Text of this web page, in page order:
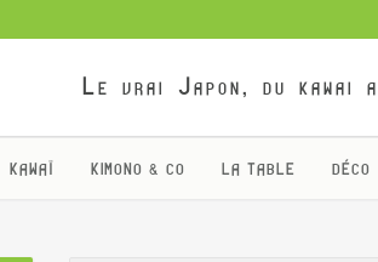
Le vrai Japon, du kawai
KAWAÏ KIMONO & CO LA TABLE DÉCO